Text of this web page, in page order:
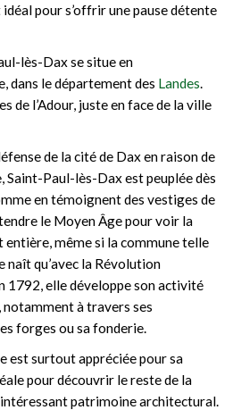
pour s’offrir une pause détente
lès-Dax se situe en
dans le département des Landes.
de l’Adour, juste en face de la ville
de la cité de Dax en raison de
Saint-Paul-lès-Dax est peuplée dès
en témoignent des vestiges de
le Moyen Âge pour voir la
entière, même si la commune telle
naît qu’avec la Révolution
1792, elle développe son activité
notamment à travers ses
forges ou sa fonderie.
est surtout appréciée pour sa
pour découvrir le reste de la
patrimoine architectural.